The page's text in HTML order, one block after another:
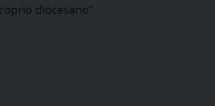
diocesano”